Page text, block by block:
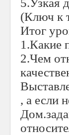
5.Узкая
(Ключ к
Итог
1.Какие
2.Чем
, а если